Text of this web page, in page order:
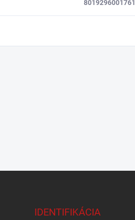
8019296001761
IDENTIFIKÁCIA